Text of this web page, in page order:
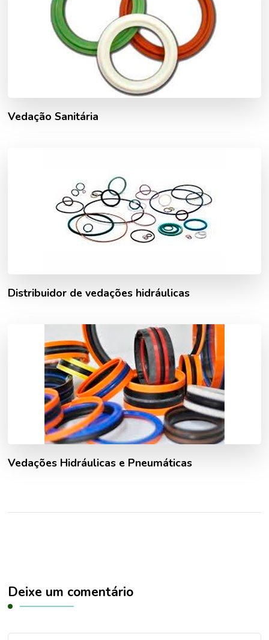
Vedação Sanitária
Distribuidor de vedações hidráulicas
Vedações Hidráulicas e Pneumáticas
Deixe um comentário